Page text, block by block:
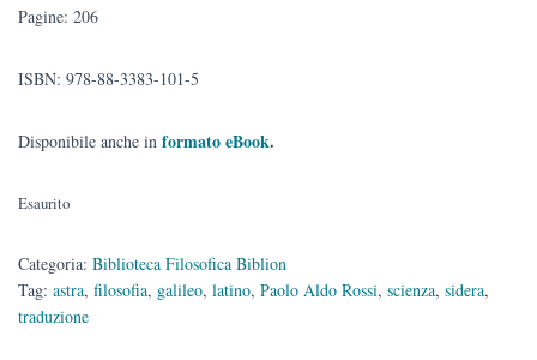
Pagine: 206
ISBN: 978-88-3383-101-5
Disponibile anche in formato eBook.
Esaurito
Categoria: Biblioteca Filosofica Biblion
Tag: astra, filosofia, galileo, latino, Paolo Aldo Rossi, scienza, sidera,
traduzione